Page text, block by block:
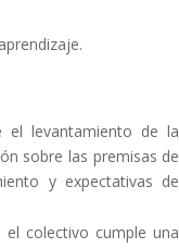
el levantamiento de la
sobre las premisas de
y expectativas de
colectivo cumple una